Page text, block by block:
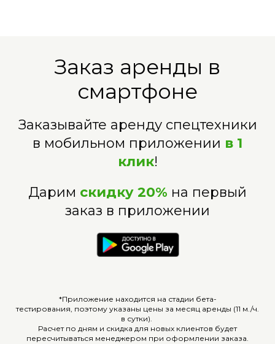
Заказ аренды в
смартфоне
Заказывайте аренду спецтехники
в мобильном приложении в 1
клик!
Дарим скидку 20% на первый
заказ в приложении
*Приложение находится на стадии бета-
тестирования, поэтому указаны цены за месяц аренды (11 м./ч.
в сутки).
Расчет по дням и скидка для новых клиентов будет
пересчитываться менеджером при оформлении заказа.